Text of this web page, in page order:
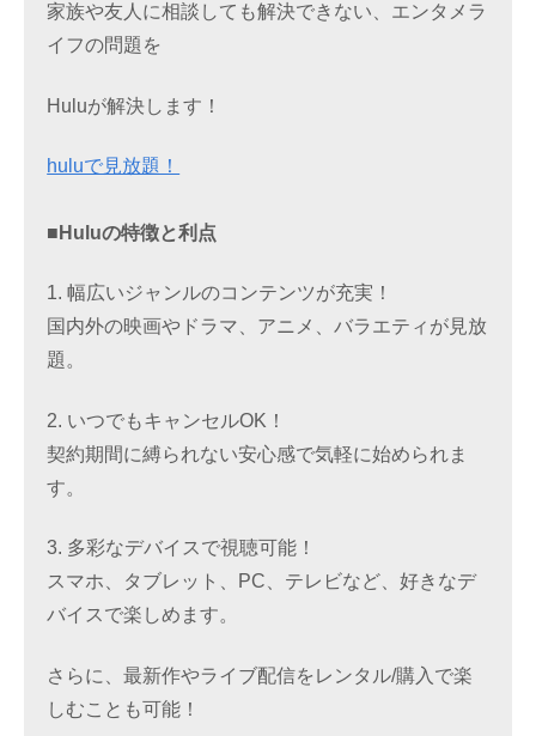
家族や友人に相談しても解決できない、エンタメラ
イフの問題を
Huluが解決します！
huluで見放題！
■Huluの特徴と利点
1. 幅広いジャンルのコンテンツが充実！
国内外の映画やドラマ、アニメ、バラエティが見放
題。
2. いつでもキャンセルOK！
契約期間に縛られない安心感で気軽に始められま
す。
3. 多彩なデバイスで視聴可能！
スマホ、タブレット、PC、テレビなど、好きなデ
バイスで楽しめます。
さらに、最新作やライブ配信をレンタル/購入で楽
しむことも可能！